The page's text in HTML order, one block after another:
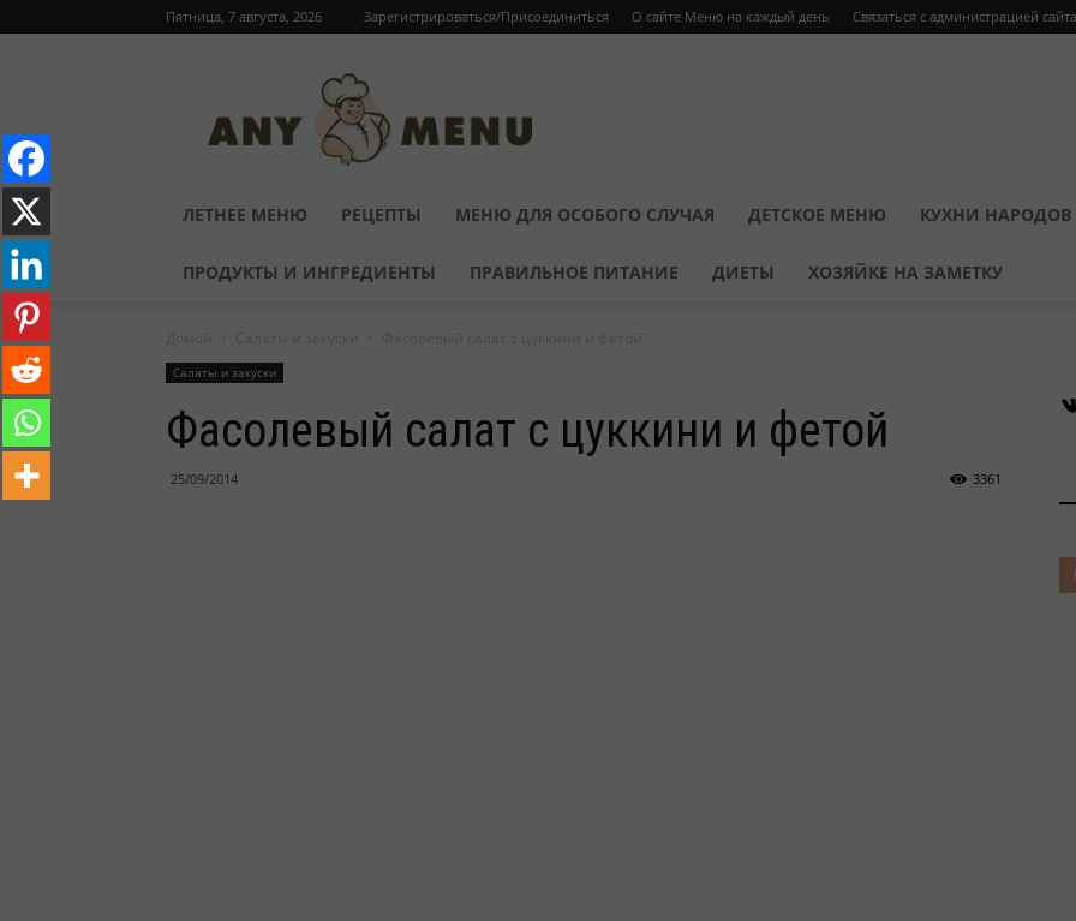
Пятница, 7 августа, 2026 Зарегистрироваться/Присоединиться О сайте Меню на каждый день Связаться с администрацией сайта
ЛЕТНЕЕ МЕНЮ РЕЦЕПТЫ МЕНЮ ДЛЯ ОСОБОГО СЛУЧАЯ ДЕТСКОЕ МЕНЮ КУХНИ
ПРОДУКТЫ И ИНГРЕДИЕНТЫ ПРАВИЛЬНОЕ ПИТАНИЕ ДИЕТЫ ХОЗЯЙКЕ НА ЗАМЕТКУ
Салаты и закуски
Фасолевый салат с цуккини и фетой
25/09/2014 3361